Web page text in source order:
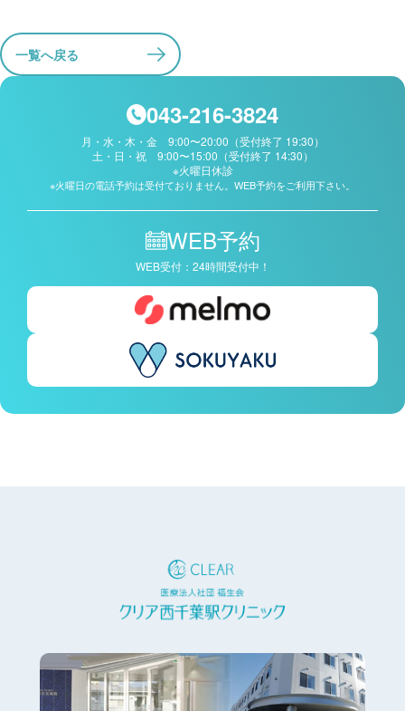
一覧へ戻る
043-216-3824
月・水・木・金 9:00〜20:00（受付終了 19:30）
土・日・祝 9:00〜15:00（受付終了 14:30）
※火曜日休診
※火曜日の電話予約は受付ておりません。WEB予約をご利用下さい。
WEB予約
WEB受付：24時間受付中！